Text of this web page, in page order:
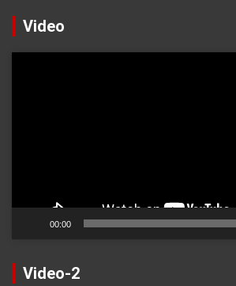
Video
00:00
Video-2